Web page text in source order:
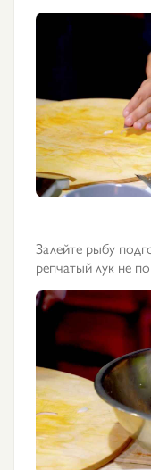
Залейте рыбу
репчатый лук не